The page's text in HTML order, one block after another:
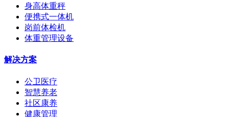
身高体重秤
便携式一体机
岗前体检机
体重管理设备
解决方案
公卫医疗
智慧养老
社区康养
健康管理